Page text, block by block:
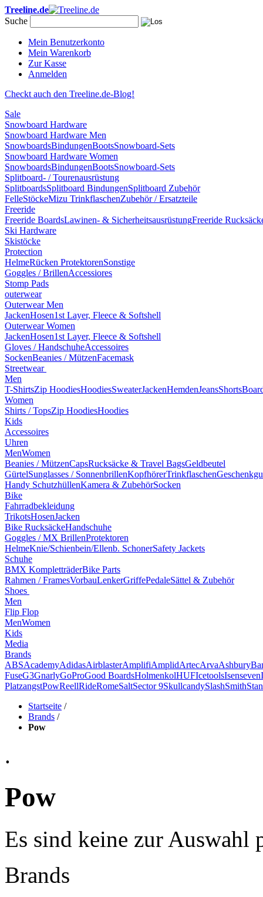
Treeline.de
Suche
Mein Benutzerkonto
Mein Warenkorb
Zur Kasse
Anmelden
Checkt auch den Treeline.de-Blog!
Sale
Snowboard Hardware
Snowboard Hardware Men
SnowboardsBindungenBootsSnowboard-Sets
Snowboard Hardware Women
SnowboardsBindungenBootsSnowboard-Sets
Splitboard- / Tourenausrüstung
SplitboardsSplitboard BindungenSplitboard Zubehör
FelleStöckeMizu TrinkflaschenZubehör / Ersatzteile
Freeride
Freeride BoardsLawinen- & SicherheitsausrüstungFreeride
Ski Hardware
Skistöcke
Protection
HelmeRücken ProtektorenSonstige
Goggles / BrillenAccessiores
Stomp Pads
outerwear
Outerwear Men
JackenHosen1st Layer, Fleece & Softshell
Outerwear Women
JackenHosen1st Layer, Fleece & Softshell
Gloves / HandschuheAccessoires
SockenBeanies / MützenFacemask
Streetwear
Men
T-ShirtsZip HoodiesHoodiesSweaterJackenHemdenJeansShorts
Women
Shirts / TopsZip HoodiesHoodies
Kids
Accessoires
Uhren
MenWomen
Beanies / MützenCapsRucksäcke & Travel BagsGeldbeutel
GürtelSunglasses / SonnenbrillenKopfhörerTrinkflaschen
Handy SchutzhüllenKamera & ZubehörSocken
Bike
Fahrradbekleidung
TrikotsHosenJacken
Bike RucksäckeHandschuhe
Goggles / MX BrillenProtektoren
HelmeKnie/Schienbein/Ellenb. SchonerSafety Jackets
Schuhe
BMX KompletträderBike Parts
Rahmen / FramesVorbauLenkerGriffePedaleSättel & Zubehör
Shoes
Men
Flip Flop
MenWomen
Kids
Media
Brands
ABSAcademyAdidasAirblasterAmplifiAmplidArtecArvaAshbury
FuseG3GnarlyGoProGood BoardsHolmenkolHUFIcetoolsIsenseven
PlatzangstPowReellRideRomeSaltSector 9SkullcandySlashSmith
Startseite /
Brands /
Pow
.
Pow
Es sind keine zur Auswahl
Brands